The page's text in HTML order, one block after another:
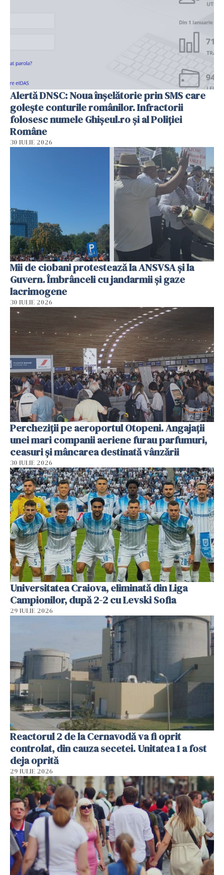
Alertă DNSC: Noua înșelătorie prin SMS care
golește conturile românilor. Infractorii
folosesc numele Ghișeul.ro și al Poliției
Române
30 IULIE 2026
Mii de ciobani protestează la ANSVSA și la
Guvern. Îmbrânceli cu jandarmii și gaze
lacrimogene
30 IULIE 2026
Percheziții pe aeroportul Otopeni. Angajații
unei mari companii aeriene furau parfumuri,
ceasuri și mâncarea destinată vânzării
30 IULIE 2026
Universitatea Craiova, eliminată din Liga
Campionilor, după 2-2 cu Levski Sofia
29 IULIE 2026
Reactorul 2 de la Cernavodă va fi oprit
controlat, din cauza secetei. Unitatea 1 a fost
deja oprită
29 IULIE 2026